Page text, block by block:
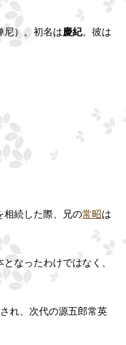
尼）。初名は慶紀。彼は
相続した際、兄の常昭は
なったわけではなく、
れ、次代の源五郎常英